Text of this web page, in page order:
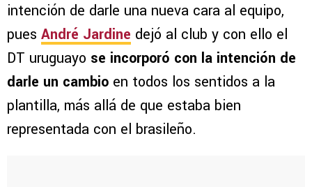
intención de darle una nueva cara al equipo,
pues André Jardine dejó al club y con ello el
DT uruguayo se incorporó con la intención de
darle un cambio en todos los sentidos a la
plantilla, más allá de que estaba bien
representada con el brasileño.